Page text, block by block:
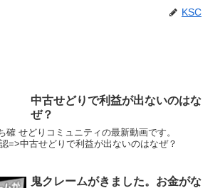
KSC
中古せどりで利益が出ないのはな
ぜ？
確 せどりコミュニティの最新動画です。
=>中古せどりで利益が出ないのはなぜ？
鬼クレームがきました。お金がな